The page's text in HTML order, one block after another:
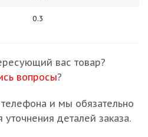
0.3
вас товар?
вопросы?
и мы обязательно
деталей заказа.